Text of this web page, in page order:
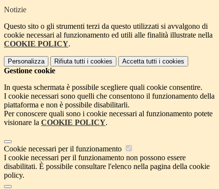
Notizie
Questo sito o gli strumenti terzi da questo utilizzati si avvalgono di
cookie necessari al funzionamento ed utili alle finalità illustrate nella
COOKIE POLICY.
Personalizza Rifiuta tutti i cookies Accetta tutti i cookies
Gestione cookie
In questa schermata è possibile scegliere quali cookie consentire.
I cookie necessari sono quelli che consentono il funzionamento della
piattaforma e non è possibile disabilitarli.
Per conoscere quali sono i cookie necessari al funzionamento potete
visionare la COOKIE POLICY.
Cookie necessari per il funzionamento
I cookie necessari per il funzionamento non possono essere
disabilitati. È possibile consultare l'elenco nella pagina della cookie
policy.